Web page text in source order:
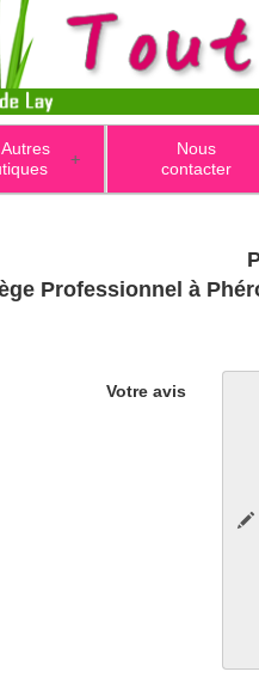
+
Nous
contacter
Professionnel à
Votre avis